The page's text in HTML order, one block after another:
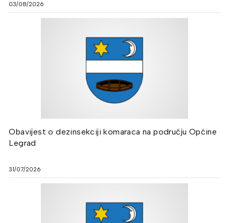
03/08/2026
Obavijest o dezinsekciji komaraca na području Općine
Legrad
31/07/2026